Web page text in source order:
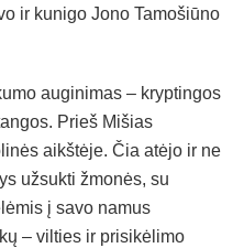
ir kunigo Jono Tamošiūno
auginimas – kryptingos
Prieš Mišias
aikštėje. Čia atėjo ir ne
užsukti žmonės, su
į savo namus
– vilties ir prisikėlimo